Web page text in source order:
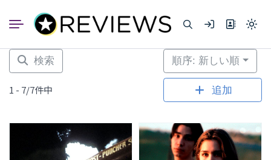
ン
Light
to
dark)
検索
1 - 7/7件中
順序: 新しい順
追加